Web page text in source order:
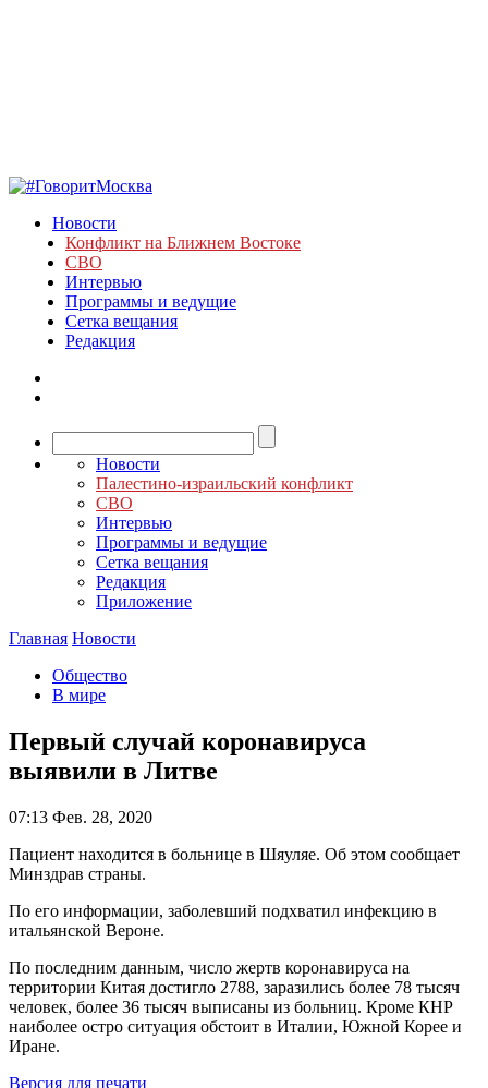
Новости
Конфликт на Ближнем Востоке
СВО
Интервью
Программы и ведущие
Сетка вещания
Редакция
Новости
Палестино-израильский конфликт
СВО
Интервью
Программы и ведущие
Сетка вещания
Редакция
Приложение
Главная Новости
Общество
В мире
Первый случай коронавируса
выявили в Литве
07:13 Фев. 28, 2020
Пациент находится в больнице в Шяуляе. Об этом сообщает
Минздрав страны.
По его информации, заболевший подхватил инфекцию в
итальянской Вероне.
По последним данным, число жертв коронавируса на
территории Китая достигло 2788, заразились более 78 тысяч
человек, более 36 тысяч выписаны из больниц. Кроме КНР
наиболее остро ситуация обстоит в Италии, Южной Корее и
Иране.
Версия для печати